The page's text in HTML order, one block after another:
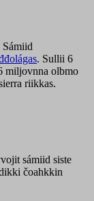
Sámiid
. Sullii 6
miljovnna olbmo
riikkas.
sámiid siste
čoahkkin